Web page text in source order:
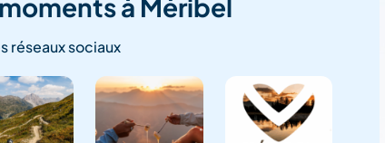
à Méribel
réseaux sociaux